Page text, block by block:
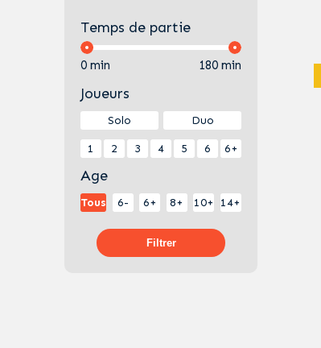
Temps de partie
0 min 180 min
Joueurs
Solo Duo
1 2 3 4 5 6 6+
Age
Tous 6- 6+ 8+ 10+ 14+
Filtrer